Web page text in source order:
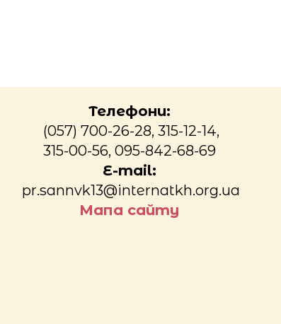
Телефони:
(057) 700-26-28, 315-12-14,
315-00-56, 095-842-68-69
E-mail:
pr.sannvk13@internatkh.org.ua
Мапа сайту